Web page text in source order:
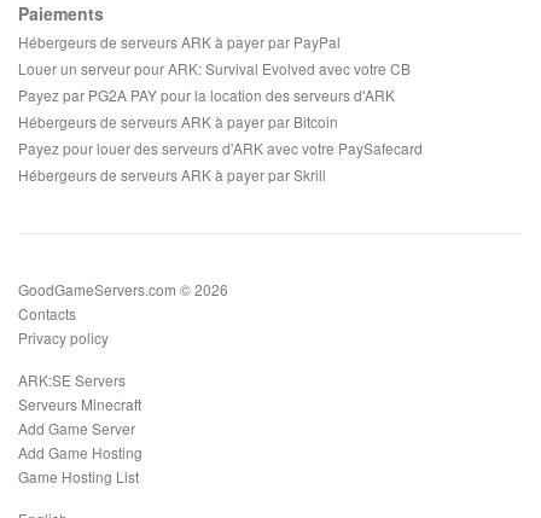
Paiements
Hébergeurs de serveurs ARK à payer par PayPal
Louer un serveur pour ARK: Survival Evolved avec votre CB
Payez par PG2A PAY pour la location des serveurs d'ARK
Hébergeurs de serveurs ARK à payer par Bitcoin
Payez pour louer des serveurs d'ARK avec votre PaySafecard
Hébergeurs de serveurs ARK à payer par Skrill
GoodGameServers.com © 2026
Contacts
Privacy policy
ARK:SE Servers
Serveurs Minecraft
Add Game Server
Add Game Hosting
Game Hosting List